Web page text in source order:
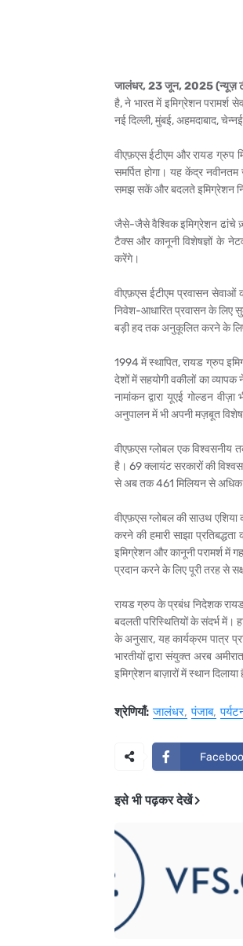
जालंधर, 23 जून, 2025 (न्यूज़
है, ने भारत में इमिग्रेशन परामर्श
नई दिल्ली, मुंबई, अहमदाबाद,
वीएफ़एस ईटीएम और रायड ग्रुप
समर्पित होगा। यह केंद्र
समझ सकें और बदलते इमिग्रेशन
जैसे-जैसे वैश्विक इमिग्रेशन ढांचे
टैक्स और कानूनी विशेषज्ञों के
करेंगे।
वीएफ़एस ईटीएम प्रवासन सेवाओं
निवेश-आधारित प्रवासन के लिए
बड़ी हद तक अनुकूलित करने के
1994 में स्थापित, रायड ग्रुप
देशों में सहयोगी वकीलों का
नामांकन द्वारा यूएई गोल्डन
अनुपालन में भी अपनी मज़बूत
वीएफ़एस ग्लोबल एक विश्वसनीय
है। 69 क्लायंट सरकारों की
से अब तक 461 मिलियन से अधिक
वीएफ़एस ग्लोबल की साउथ एशिया
करने की हमारी साझा
इमिग्रेशन और कानूनी परामर्श में
प्रदान करने के लिए पूरी तरह से
रायड ग्रुप के प्रबंध निदेशक
बदलती परिस्थितियों के संदर्भ में।
के अनुसार, यह कार्यक्रम पात्र
भारतीयों द्वारा संयुक्त अरब
इमिग्रेशन बाज़ारों में स्थान दिलाया
श्रेणियाँ: जालंधर पंजाब
इसे भी पढ़कर देखें